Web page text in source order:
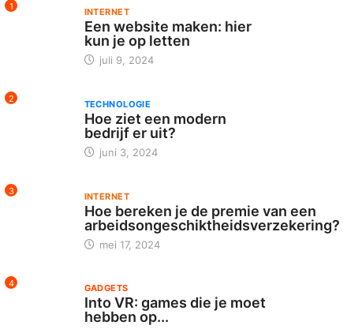
1 INTERNET
Een website maken: hier
kun je op letten
juli 9, 2024
2 TECHNOLOGIE
Hoe ziet een modern
bedrijf er uit?
juni 3, 2024
3 INTERNET
Hoe bereken je de premie van een
arbeidsongeschiktheidsverzekering?
mei 17, 2024
4 GADGETS
Into VR: games die je moet
hebben op...